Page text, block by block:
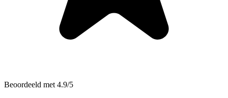
Beoordeeld met 4.9/5